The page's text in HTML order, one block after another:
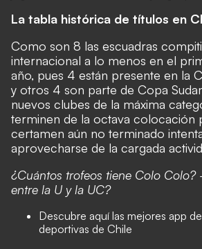
La tabla histórica de títulos en
Como son 8 las escuadras
internacional a lo menos en el
año, pues 4 están presente en la
y otros 4 son parte de Copa
nuevos clubes de la máxima
terminen de la octava colocación
certamen aún no terminado
aprovecharse de la cargada
¿Cuántos trofeos tiene Colo Colo?
entre la U y la UC?
Descubre aquí las mejores app
deportivas de Chile